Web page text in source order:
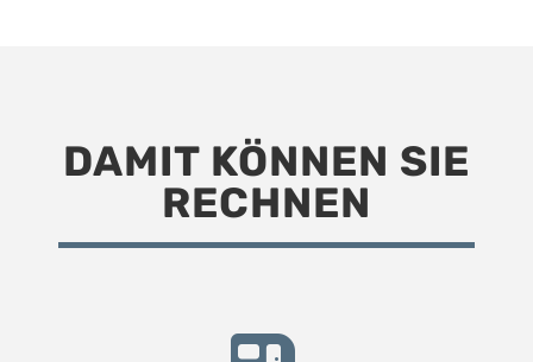
DAMIT KÖNNEN SIE
RECHNEN